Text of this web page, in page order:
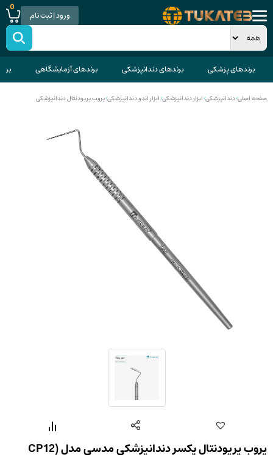
ورود | ثبت نام
0
برندهای پزشکی برندهای دندانپزشکی برندهای آزمایشگاهی
صفحه اصلی>دندانپزشکی>ابزار دندانپزشکی>ابزار اندو دندانپزشکی>پروب پریودنتال دندانپزشکی
پروب پریودنتال یکسر دندانپزشکی مدسی مدل (CP12